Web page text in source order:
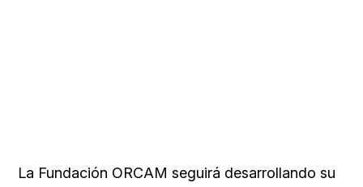
La Fundación ORCAM seguirá desarrollando su